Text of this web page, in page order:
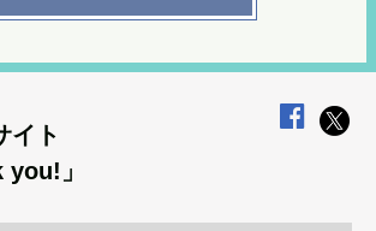
イト
you!」